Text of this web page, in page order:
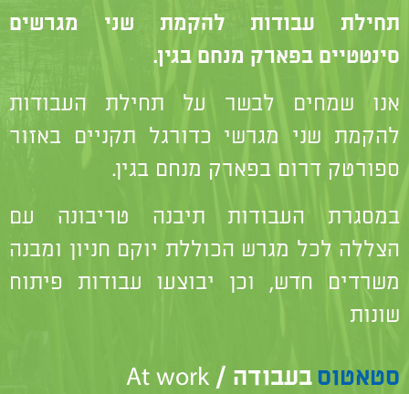
תחילת עבודות להקמת שני מגרשים
סינטטיים בפארק מנחם בגין.
אנו שמחים לבשר על תחילת העבודות
להקמת שני מגרשי כדורגל תקניים באזור
ספורטק דרום בפארק מנחם בגין.
במסגרת העבודות תיבנה טריבונה עם
הצללה לכל מגרש הכוללת יוקם חניון ומבנה
משרדים חדש, וכן יבוצעו עבודות פיתוח
שונות
סטאטוס בעבודה / At work